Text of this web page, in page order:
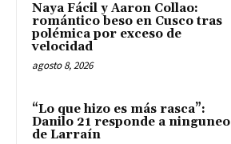
Naya Fácil y Aaron Collao:
romántico beso en Cusco tras
polémica por exceso de
velocidad
agosto 8, 2026
“Lo que hizo es más rasca”:
Danilo 21 responde a ninguneo
de Larraín